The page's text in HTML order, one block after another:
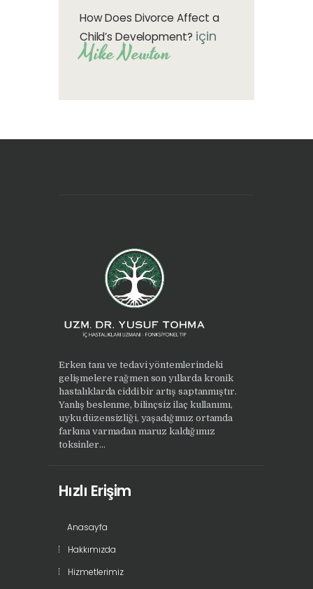
How Does Divorce Affect a
Child’s Development? için
Mike Newton
Erken tanı ve tedavi yöntemlerindeki
gelişmelere rağmen son yıllarda kronik
hastalıklarda ciddi bir artış saptanmıştır.
Yanlış beslenme, bilinçsiz ilaç kullanımı,
uyku düzensizliği, yaşadığımız ortamda
farkına varmadan maruz kaldığımız
toksinler...
Hızlı Erişim
Anasayfa
Hakkımızda
Hizmetlerimiz